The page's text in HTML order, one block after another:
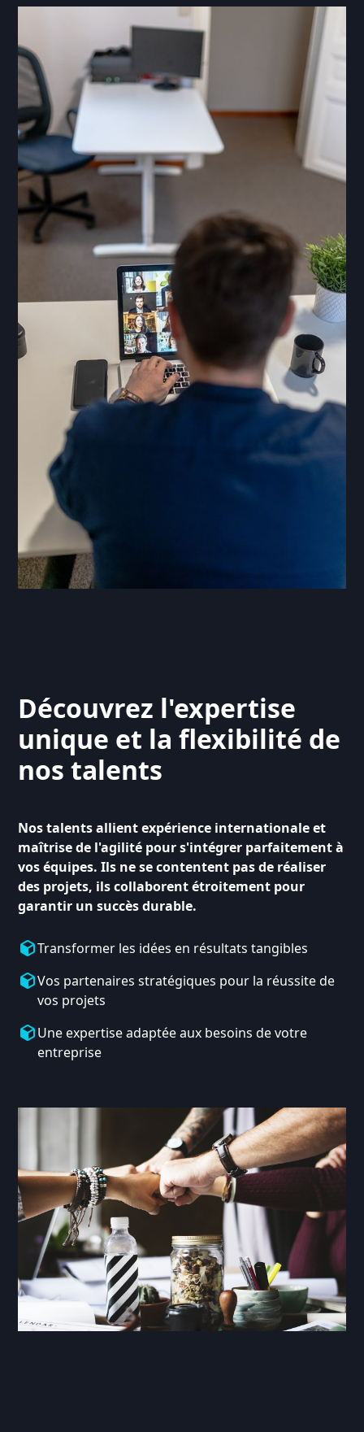
Découvrez l'expertise
unique et la flexibilité de
nos talents
Nos talents allient expérience internationale et
maîtrise de l'agilité pour s'intégrer parfaitement à
vos équipes. Ils ne se contentent pas de réaliser
des projets, ils collaborent étroitement pour
garantir un succès durable.
Transformer les idées en résultats tangibles
Vos partenaires stratégiques pour la réussite de
vos projets
Une expertise adaptée aux besoins de votre
entreprise